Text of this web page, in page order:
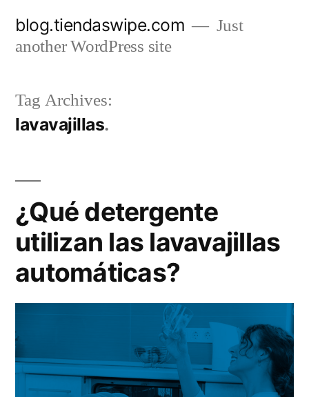
blog.tiendaswipe.com
Just
another WordPress site
Tag Archives:
lavavajillas
¿Qué detergente
utilizan las lavavajillas
automáticas?